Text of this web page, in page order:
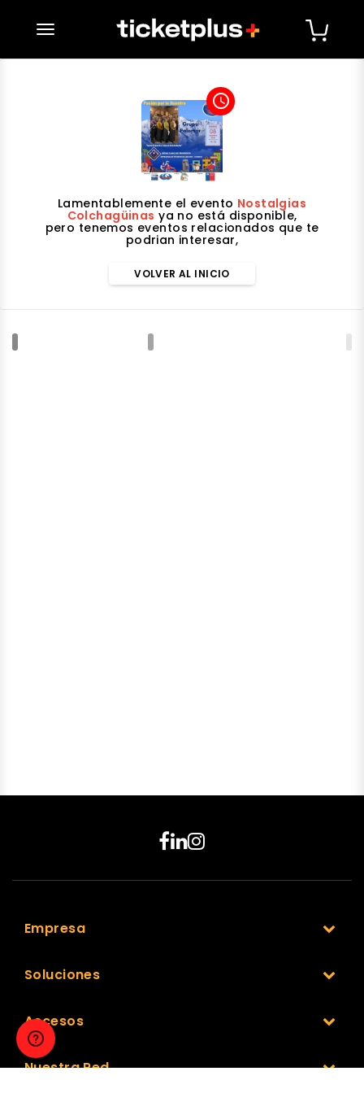
desplegar navegación
access_time
Lamentablemente el evento Nostalgias
Colchagüinas ya no está disponible,
pero tenemos eventos relacionados que te
podrian interesar,
VOLVER AL INICIO
Empresa
Soluciones
Accesos
Nuestra Red